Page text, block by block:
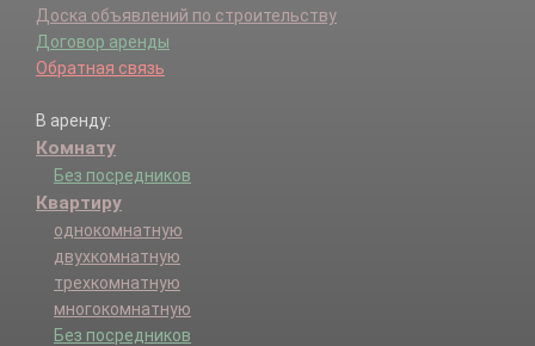
Доска объявлений по строительству
Договор аренды
Обратная связь
В аренду:
Комнату
Без посредников
Квартиру
однокомнатную
двухкомнатную
трехкомнатную
многокомнатную
Без посредников